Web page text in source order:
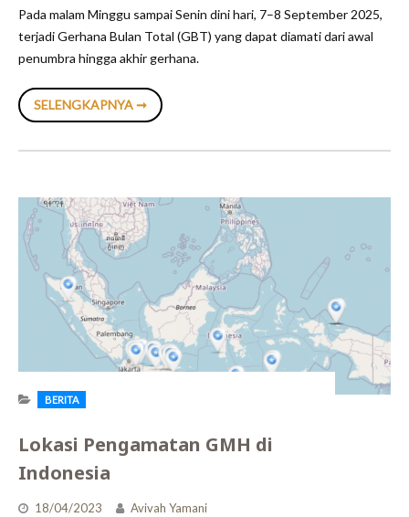
Pada malam Minggu sampai Senin dini hari, 7–8 September 2025,
terjadi Gerhana Bulan Total (GBT) yang dapat diamati dari awal
penumbra hingga akhir gerhana.
SELENGKAPNYA ➞GERHANA
BULAN
2025
BERITA
Lokasi Pengamatan GMH di
Indonesia
18/04/2023 Avivah Yamani